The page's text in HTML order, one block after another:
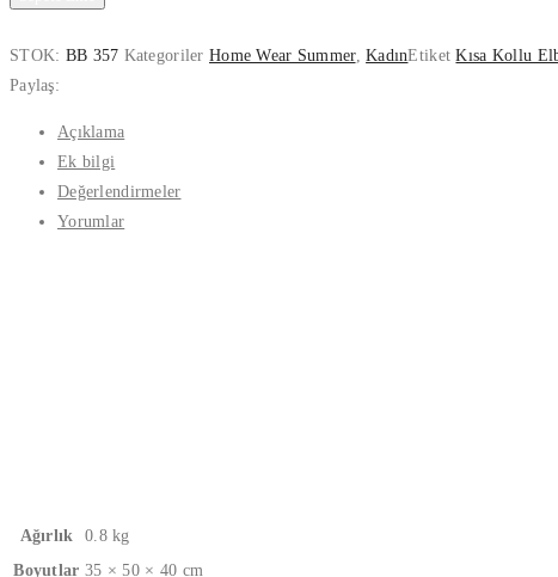
STOK: BB 357 KategorilerHome Wear Summer,KadınEtiketKısa Kollu
Paylaş:
Açıklama
Ek bilgi
Değerlendirmeler
Yorumlar
Ağırlık
0.8 kg
Boyutlar 35 × 50 × 40 cm